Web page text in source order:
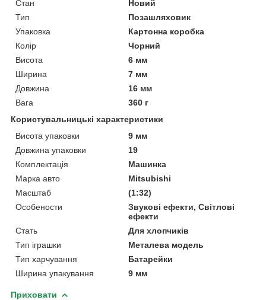
Стан
Новий
Тип
Позашляховик
Упаковка
Картонна коробка
Колір
Чорний
Висота
6 мм
Ширина
7 мм
Довжина
16 мм
Вага
360 г
Користувальницькі характеристики
Висота упаковки
9 мм
Довжина упаковки
19
Комплектація
Машинка
Марка авто
Mitsubishi
Масштаб
(1:32)
Особености
Звукові ефекти, Світлові
ефекти
Стать
Для хлопчиків
Тип іграшки
Металева модель
Тип харчування
Батарейки
Ширина упакування
9 мм
Приховати